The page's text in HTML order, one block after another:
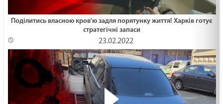
Поділитись власною кров'ю задля порятунку життя! Харків готує
стратегічні запаси
23.02.2022